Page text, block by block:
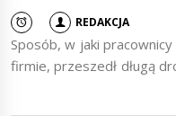
REDAKCJA
Sposób, w jaki
firmie, przeszedł długą